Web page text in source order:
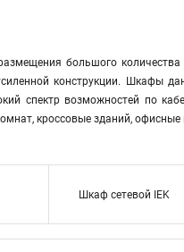
большого
конструкции. Шкафы
спектр возможностей по
кроссовые зданий,
Шкаф сетевой IEK